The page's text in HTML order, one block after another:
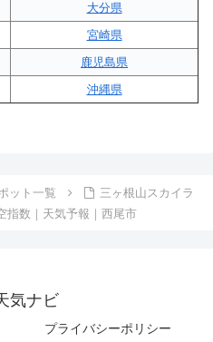
大分県
宮崎県
鹿児島県
沖縄県
ット一覧
三ヶ根山スカイラ
指数｜天気予報｜西尾市
気ナビ
プライバシーポリシー